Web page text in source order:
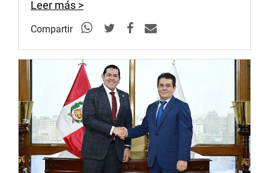
Leer más >
Compartir